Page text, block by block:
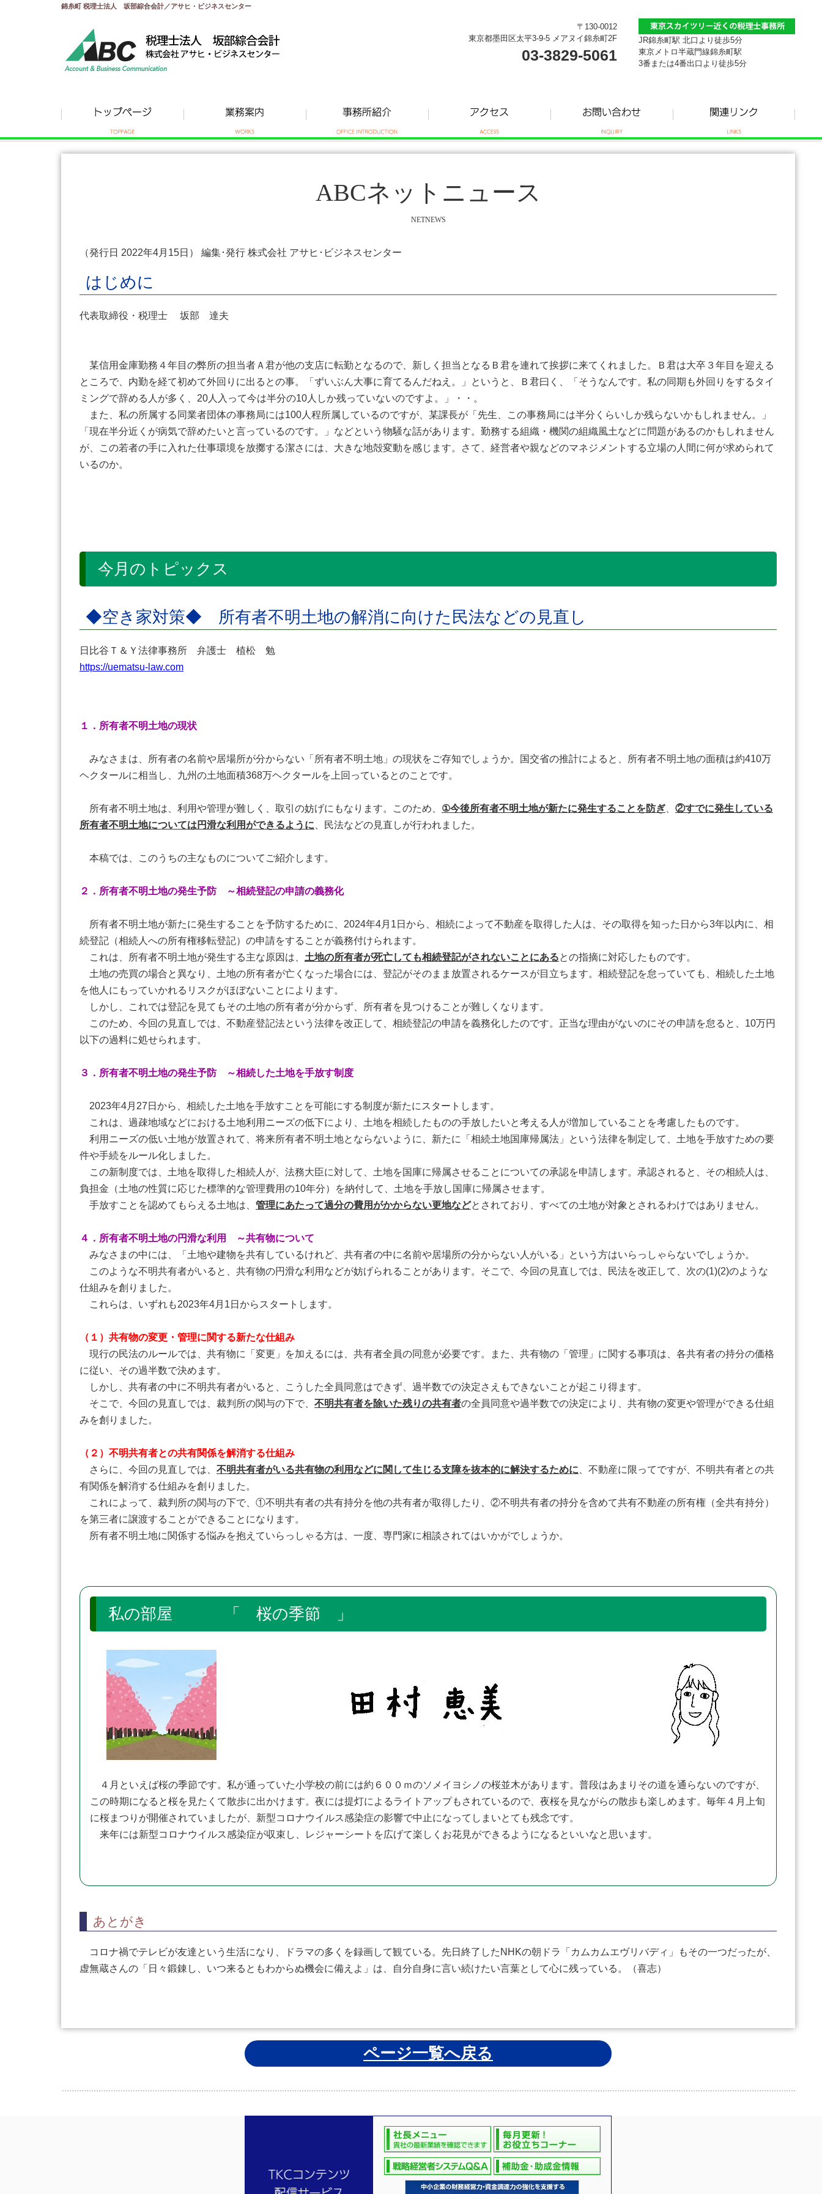
錦糸町 税理士法人 坂部綜合会計／アサヒ・ビジネスセンター
〒130-0012
東京都墨田区太平3-9-5 メアヌイ錦糸町2F
03-3829-5061
JR錦糸町駅 北口より徒歩5分
東京メトロ半蔵門線錦糸町駅
3番または4番出口より徒歩5分
ABCネットニュース
NETNEWS
（発行日 2022年4月15日） 編集･発行 株式会社 アサヒ･ビジネスセンター
はじめに
代表取締役・税理士 坂部 達夫
某信用金庫勤務４年目の弊所の担当者Ａ君が他の支店に転勤となるので、新しく担当となるＢ君を連れて挨拶に来てくれました。Ｂ君は大卒３年目を迎える
ところで、内勤を経て初めて外回りに出るとの事。「ずいぶん大事に育てるんだねえ。」というと、Ｂ君曰く、「そうなんです。私の同期も外回りをするタイ
ミングで辞める人が多く、20人入って今は半分の10人しか残っていないのですよ。」・・。
また、私の所属する同業者団体の事務局には100人程所属しているのですが、某課長が「先生、この事務局には半分くらいしか残らないかもしれません。」
「現在半分近くが病気で辞めたいと言っているのです。」などという物騒な話があります。勤務する組織・機関の組織風土などに問題があるのかもしれません
が、この若者の手に入れた仕事環境を放擲する潔さには、大きな地殻変動を感じます。さて、経営者や親などのマネジメントする立場の人間に何が求められて
いるのか。
今月のトピックス
◆空き家対策◆ 所有者不明土地の解消に向けた民法などの見直し
日比谷Ｔ＆Ｙ法律事務所 弁護士 植松 勉
https://uematsu-law.com
１．所有者不明土地の現状
みなさまは、所有者の名前や居場所が分からない「所有者不明土地」の現状をご存知でしょうか。国交省の推計によると、所有者不明土地の面積は約410万
ヘクタールに相当し、九州の土地面積368万ヘクタールを上回っているとのことです。
所有者不明土地は、利用や管理が難しく、取引の妨げにもなります。このため、 ①今後所有者不明土地が新たに発生することを防ぎ
②すでに発生している
所有者不明土地については円滑な利用ができるように 、民法などの見直しが行われました。
本稿では、このうちの主なものについてご紹介します。
２．所有者不明土地の発生予防 ～相続登記の申請の義務化
所有者不明土地が新たに発生することを予防するために、2024年4月1日から、相続によって不動産を取得した人は、その取得を知った日から3年以内に、相
続登記（相続人への所有権移転登記）の申請をすることが義務付けられます。
これは、所有者不明土地が発生する主な原因は、 土地の所有者が死亡しても相続登記がされないことにあるとの指摘に対応したものです。
土地の売買の場合と異なり、土地の所有者が亡くなった場合には、登記がそのまま放置されるケースが目立ちます。相続登記を怠っていても、相続した土地
を他人にもっていかれるリスクがほぼないことによります。
しかし、これでは登記を見てもその土地の所有者が分からず、所有者を見つけることが難しくなります。
このため、今回の見直しでは、不動産登記法という法律を改正して、相続登記の申請を義務化したのです。正当な理由がないのにその申請を怠ると、10万円
以下の過料に処せられます。
３．所有者不明土地の発生予防 ～相続した土地を手放す制度
2023年4月27日から、相続した土地を手放すことを可能にする制度が新たにスタートします。
これは、過疎地域などにおける土地利用ニーズの低下により、土地を相続したものの手放したいと考える人が増加していることを考慮したものです。
利用ニーズの低い土地が放置されて、将来所有者不明土地とならないように、新たに「相続土地国庫帰属法」という法律を制定して、土地を手放すための要
件や手続をルール化しました。
この新制度では、土地を取得した相続人が、法務大臣に対して、土地を国庫に帰属させることについての承認を申請します。承認されると、その相続人は、
負担金（土地の性質に応じた標準的な管理費用の10年分）を納付して、土地を手放し国庫に帰属させます。
手放すことを認めてもらえる土地は、 管理にあたって過分の費用がかからない更地などとされており、すべての土地が対象とされるわけではありません。
４．所有者不明土地の円滑な利用 ～共有物について
みなさまの中には、「土地や建物を共有しているけれど、共有者の中に名前や居場所の分からない人がいる」という方はいらっしゃらないでしょうか。
このような不明共有者がいると、共有物の円滑な利用などが妨げられることがあります。そこで、今回の見直しでは、民法を改正して、次の(1)(2)のような
仕組みを創りました。
これらは、いずれも2023年4月1日からスタートします。
（１）共有物の変更・管理に関する新たな仕組み
現行の民法のルールでは、共有物に「変更」を加えるには、共有者全員の同意が必要です。また、共有物の「管理」に関する事項は、各共有者の持分の価格
に従い、その過半数で決めます。
しかし、共有者の中に不明共有者がいると、こうした全員同意はできず、過半数での決定さえもできないことが起こり得ます。
そこで、今回の見直しでは、裁判所の関与の下で、 不明共有者を除いた残りの共有者の全員同意や過半数での決定により、共有物の変更や管理ができる仕組
みを創りました。
（２）不明共有者との共有関係を解消する仕組み
さらに、今回の見直しでは、 不明共有者がいる共有物の利用などに関して生じる支障を抜本的に解決するために 、不動産に限ってですが、不明共有者との共
有関係を解消する仕組みを創りました。
これによって、裁判所の関与の下で、①不明共有者の共有持分を他の共有者が取得したり、②不明共有者の持分を含めて共有不動産の所有権（全共有持分）
を第三者に譲渡することができることになります。
所有者不明土地に関係する悩みを抱えていらっしゃる方は、一度、専門家に相談されてはいかがでしょうか。
私の部屋 「 桜の季節 」
４月といえば桜の季節です。私が通っていた小学校の前には約６００ｍのソメイヨシノの桜並木があります。普段はあまりその道を通らないのですが、
この時期になると桜を見たくて散歩に出かけます。夜には提灯によるライトアップもされているので、夜桜を見ながらの散歩も楽しめます。毎年４月上旬
に桜まつりが開催されていましたが、新型コロナウイルス感染症の影響で中止になってしまいとても残念です。
来年には新型コロナウイルス感染症が収束し、レジャーシートを広げて楽しくお花見ができるようになるといいなと思います。
あとがき
コロナ禍でテレビが友達という生活になり、ドラマの多くを録画して観ている。先日終了したNHKの朝ドラ「カムカムエヴリバディ」もその一つだったが、
虚無蔵さんの「日々鍛錬し、いつ来るともわからぬ機会に備えよ」は、自分自身に言い続けたい言葉として心に残っている。（喜志）
ページ一覧へ戻る